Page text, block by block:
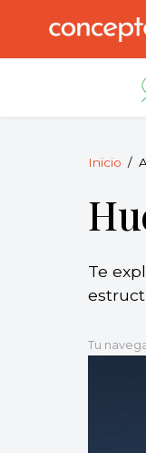
reservados.
Inicio
Te
Tu